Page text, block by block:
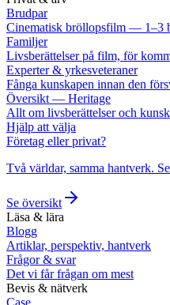
Brudpar
Cinematisk bröllopsfilm — 1–3
Familjer
Livsberättelser på film, för
Experter & yrkesveteraner
Fånga kunskapen innan den
Översikt — Heritage
Allt om livsberättelser och
Hjälp att välja
Företag eller privat?
Två världar, samma hantverk.
Se översikt
Läsa & lära
Blogg
Artiklar, perspektiv, hantverk
Frågor & svar
Det vi får frågan om mest
Bevis & nätverk
Case